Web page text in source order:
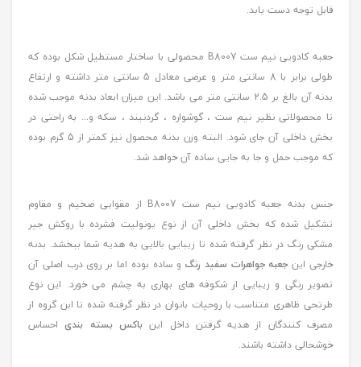
قابل توجه دست یابد.
جعبه کادویی نیم ست B8007 محصولی با ساختار مستطیل شکل بوده که
طولی برابر با 8 سانتی متر و عرضی معادل 5 سانتی متر داشته و ارتفاع
بدنه آن بالغ بر 2.5 سانتی متر می باشد. این میزان ابعاد بدنه موجب شده
تا محصولاتی نظیر نیم ست ، گوشواره ، گردنبند ، سکه و... به راحتی در
بخش داخلی آن جای شود. البته وزن بدنه محصول نیز کمتر از 5 گرم بوده
که موجب حمل و جا به جایی ساده آن خواهد شد.
جنس بدنه جعبه کادویی نیم ست B8007 از مقوایی ضخیم و مقاوم
تشکیل شده که بخش داخلی آن از نوع یونولیت فشرده با روکش جیر
مشکی رنگ در نظر گرفته شده تا زیبایی بالایی به هدیه شما ببخشد. بدنه
خارجی این جعبه جواهرات سفید رنگو ساده بوده اما بر روی درب اصلی آن
تصویر رنگی و زیبایی از شکوفه های بهاری به چشم می خورد. این نوع
طرتحی ظاهری متناسب با روحیات بانوان در نظر گرفته شده تا ابن گروه از
مصرف کنندگان از هدیه گرفتن داخل اینباکس بسته بندیاحساس
خوشحالی داشته باشند.